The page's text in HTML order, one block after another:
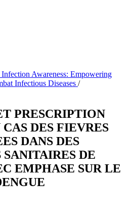
Awareness: Empowering
Infectious Diseases /
PRESCRIPTION
DES FIEVRES
DANS DES
DE
EMPHASE SUR LE